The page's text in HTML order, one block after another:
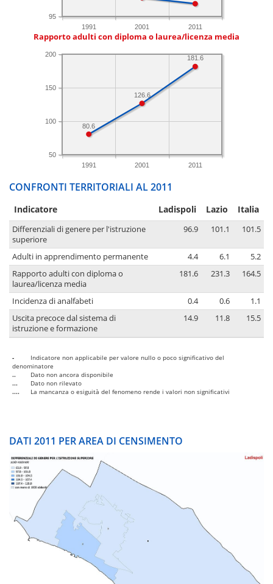
1991 2001 2011
95
Rapporto adulti con diploma o laurea/licenza media
1991 2001 2011
50
100
150
200
181.6
126.6
80.6
CONFRONTI TERRITORIALI AL 2011
Indicatore Ladispoli Lazio Italia
Differenziali di genere per l'istruzione
superiore
96.9 101.1 101.5
Adulti in apprendimento permanente 4.4 6.1
5.2
Rapporto adulti con diploma o
laurea/licenza media
181.6 231.3 164.5
Incidenza di analfabeti 0.4 0.6
1.1
Uscita precoce dal sistema di
istruzione e formazione
14.9 11.8 15.5
-
Indicatore non applicabile per valore nullo o poco significativo del
denominatore
..
Dato non ancora disponibile
...
Dato non rilevato
....
La mancanza o esiguità del fenomeno rende i valori non significativi
DATI 2011 PER AREA DI CENSIMENTO